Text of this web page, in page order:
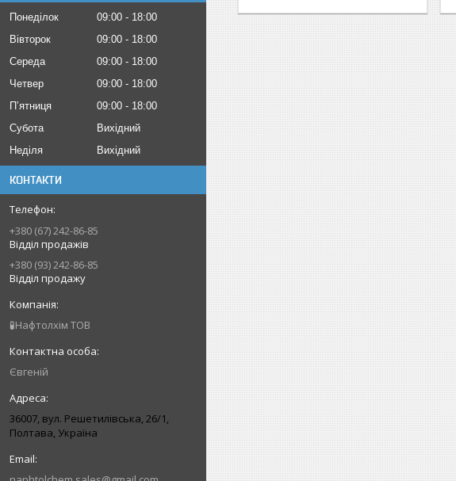
Понеділок 09:00
18:00
Вівторок
09:00
18:00
Середа
09:00
18:00
Четвер
09:00
18:00
Пʼятниця
09:00
18:00
Субота
Вихідний
Неділя
Вихідний
КОНТАКТИ
+380 (67) 242-86-85
Відділ продажів
+380 (93) 242-86-85
Відділ продажу
🧪Нафтолхім ТОВ
Євгеній
36007, вул. Решетилівська, 26/1,
Полтава, Україна